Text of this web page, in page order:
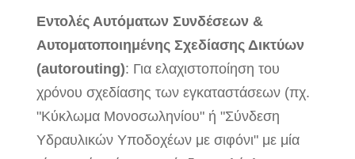
Εντολές Αυτόματων Συνδέσεων &
Αυτοματοποιημένης Σχεδίασης Δικτύων
(autorouting): Για ελαχιστοποίηση του
χρόνου σχεδίασης των εγκαταστάσεων (πχ.
"Κύκλωμα Μονοσωληνίου" ή "Σύνδεση
Υδραυλικών Υποδοχέων με σιφόνι" με μία